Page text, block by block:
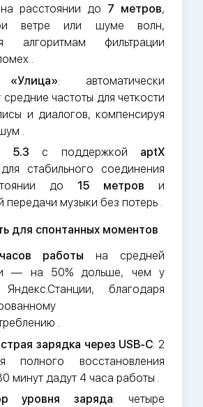
расстоянии до 7 метров,
ветре или шуме волн,
алгоритмам фильтрации
.
: автоматически
средние частоты для четкости
и диалогов, компенсируя
.
5.3 с поддержкой aptX
для стабильного соединения
до 15 метров и
передачи музыки без потерь .
для спонтанных моментов
работы на средней
— на 50% дольше, чем у
благодаря
.
зарядка через USB-C: 2
полного восстановления
минут дадут 4 часа работы .
уровня заряда: четыре